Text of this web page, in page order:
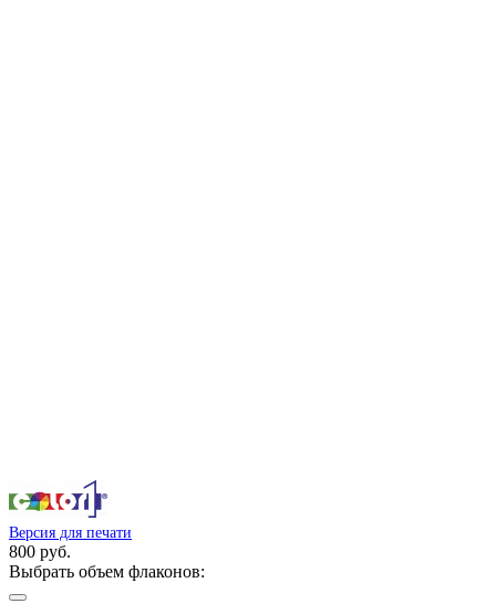
Версия для печати
800 руб.
Выбрать объем флаконов: